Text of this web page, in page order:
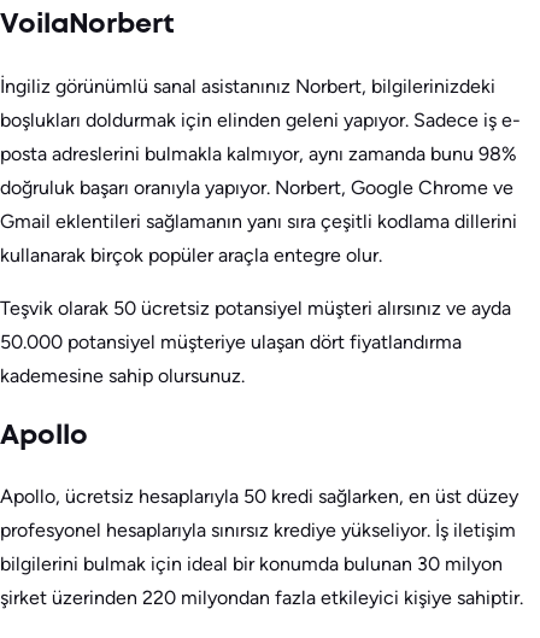
VoilaNorbert
İngiliz görünümlü sanal asistanınız Norbert, bilgilerinizdeki
boşlukları doldurmak için elinden geleni yapıyor. Sadece iş e-
posta adreslerini bulmakla kalmıyor, aynı zamanda bunu 98%
doğruluk başarı oranıyla yapıyor. Norbert, Google Chrome ve
Gmail eklentileri sağlamanın yanı sıra çeşitli kodlama dillerini
kullanarak birçok popüler araçla entegre olur.
Teşvik olarak 50 ücretsiz potansiyel müşteri alırsınız ve ayda
50.000 potansiyel müşteriye ulaşan dört fiyatlandırma
kademesine sahip olursunuz.
Apollo
Apollo, ücretsiz hesaplarıyla 50 kredi sağlarken, en üst düzey
profesyonel hesaplarıyla sınırsız krediye yükseliyor. İş iletişim
bilgilerini bulmak için ideal bir konumda bulunan 30 milyon
şirket üzerinden 220 milyondan fazla etkileyici kişiye sahiptir.